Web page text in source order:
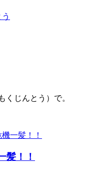
くじんとう）で。
髪！！